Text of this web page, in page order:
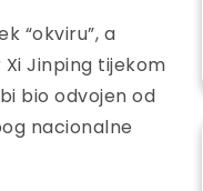
“okviru”, a
Jinping tijekom
bio odvojen od
nacionalne